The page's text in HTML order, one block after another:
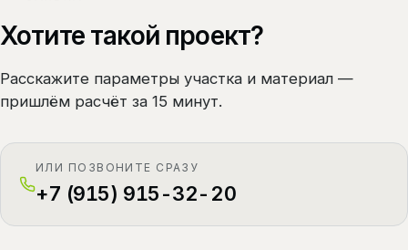
Хотите такой проект?
Расскажите параметры участка и материал —
пришлём расчёт за 15 минут.
ИЛИ ПОЗВОНИТЕ СРАЗУ
+7 (915) 915-32-20